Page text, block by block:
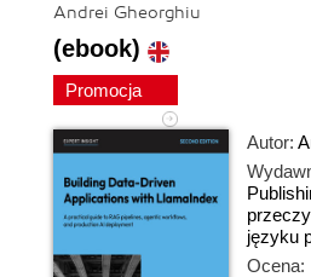
Andrei Gheorghiu
(ebook)
Promocja
Autor:
języku
Ocena: